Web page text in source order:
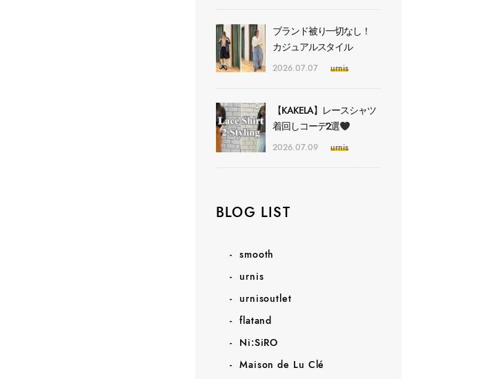
ブランド被り一切なし！
カジュアルスタイル
2026.07.07 urnis
【KAKELA】レースシャツ
着回しコーデ2選
2026.07.09 urnis
BLOG LIST
smooth
urnis
urnisoutlet
flatand
Ni:SiRO
Maison de Lu Clé